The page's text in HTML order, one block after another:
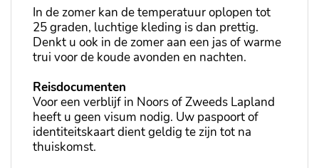
In de zomer kan de temperatuur oplopen tot
25 graden, luchtige kleding is dan prettig.
Denkt u ook in de zomer aan een jas of warme
trui voor de koude avonden en nachten.
Reisdocumenten
Voor een verblijf in Noors of Zweeds Lapland
heeft u geen visum nodig. Uw paspoort of
identiteitskaart dient geldig te zijn tot na
thuiskomst.